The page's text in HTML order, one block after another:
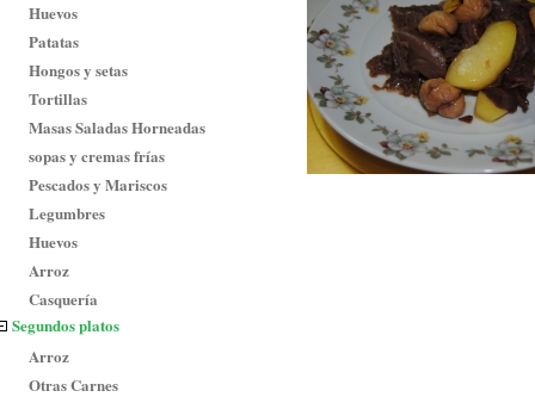
Huevos
Patatas
Hongos y setas
Tortillas
Masas Saladas Horneadas
sopas y cremas frías
Pescados y Mariscos
Legumbres
Huevos
Arroz
Casquería
Segundos platos
Arroz
Otras Carnes